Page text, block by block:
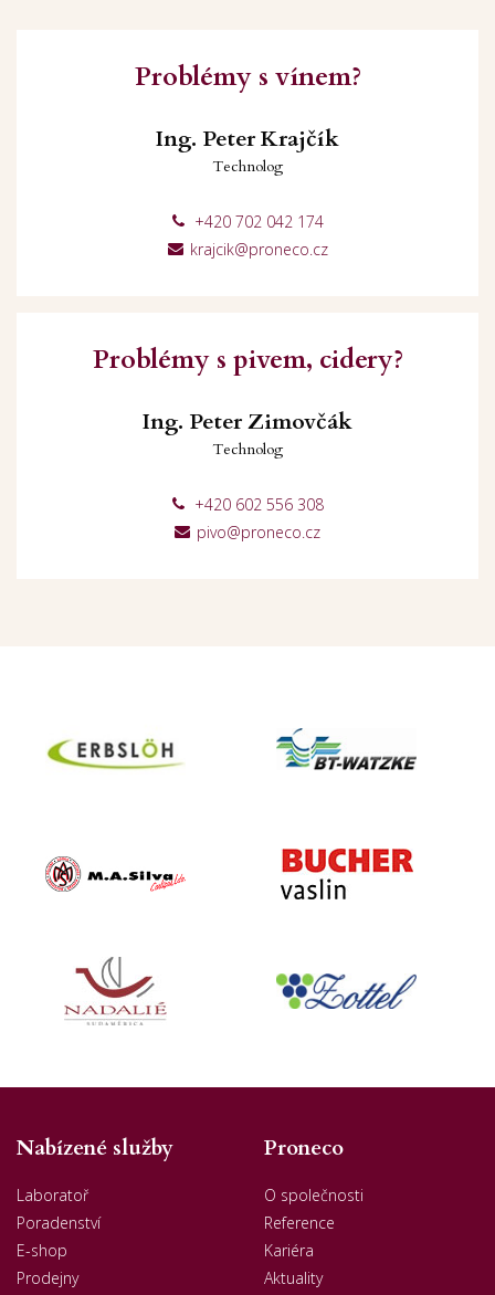
Problémy s vínem?
Ing. Peter Krajčík
Technolog
+420 702 042 174
krajcik@proneco.cz
Problémy s pivem, cidery?
Ing. Peter Zimovčák
Technolog
+420 602 556 308
pivo@proneco.cz
Nabízené služby
Laboratoř
Poradenství
E-shop
Prodejny
Proneco
O společnosti
Reference
Kariéra
Aktuality